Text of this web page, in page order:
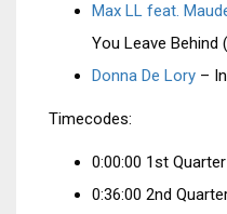
Max LL feat.
You Leave Behind
Donna De Lory –
Timecodes:
0:00:00 1st Quarter
0:36:00 2nd